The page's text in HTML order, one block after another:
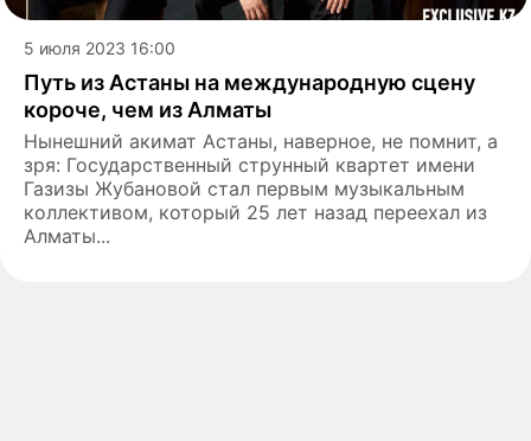
5 июля 2023 16:00
Путь из Астаны на международную сцену
короче, чем из Алматы
Нынешний акимат Астаны, наверное, не помнит, а
зря: Государственный струнный квартет имени
Газизы Жубановой стал первым музыкальным
коллективом, который 25 лет назад переехал из
Алматы...